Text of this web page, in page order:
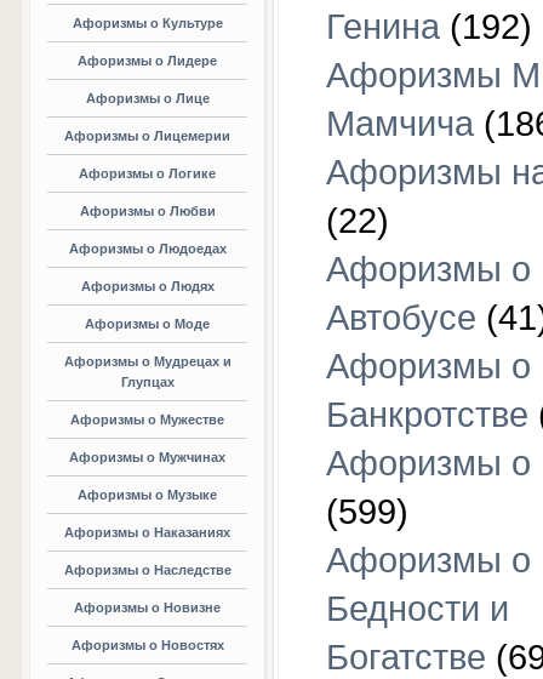
Афоризмы о Культуре
Афоризмы о Лидере
Афоризмы о Лице
Афоризмы о Лицемерии
Афоризмы о Логике
Афоризмы о Любви
Афоризмы о Людоедах
Афоризмы о Людях
Афоризмы о Моде
Афоризмы о Мудрецах и
Глупцах
Афоризмы о Мужестве
Афоризмы о Мужчинах
Афоризмы о Музыке
Афоризмы о Наказаниях
Афоризмы о Наследстве
Афоризмы о Новизне
Афоризмы о Новостях
Генина (192)
Афоризмы
Мамчича
Афоризмы
(22)
Афоризмы о
Автобусе
Афоризмы о
Банкротстве
Афоризмы о
(599)
Афоризмы о
Бедности и
Богатстве